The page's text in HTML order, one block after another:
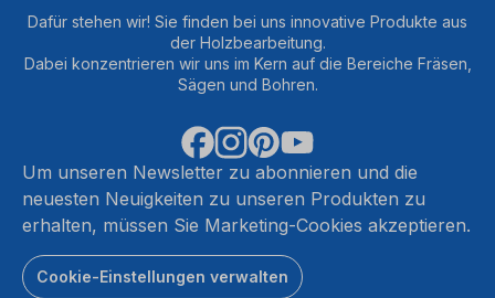
Dafür stehen wir! Sie finden bei uns innovative Produkte aus
der Holzbearbeitung.
Dabei konzentrieren wir uns im Kern auf die Bereiche Fräsen,
Sägen und Bohren.
Um unseren Newsletter zu abonnieren und die
neuesten Neuigkeiten zu unseren Produkten zu
erhalten, müssen Sie Marketing-Cookies akzeptieren.
Cookie-Einstellungen verwalten